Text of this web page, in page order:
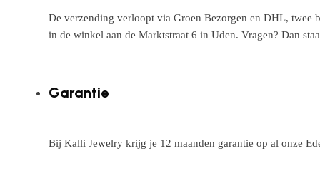
De verzending verloopt via Groen Bezorgen en DHL, twee
in de winkel aan de Marktstraat 6 in Uden. Vragen? Dan
Garantie
Bij Kalli Jewelry krijg je 12 maanden garantie op al onze